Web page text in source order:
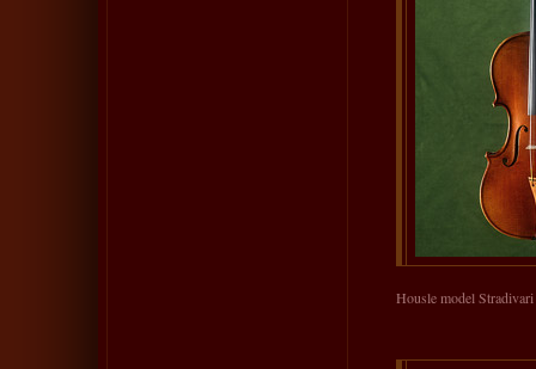
Housle model